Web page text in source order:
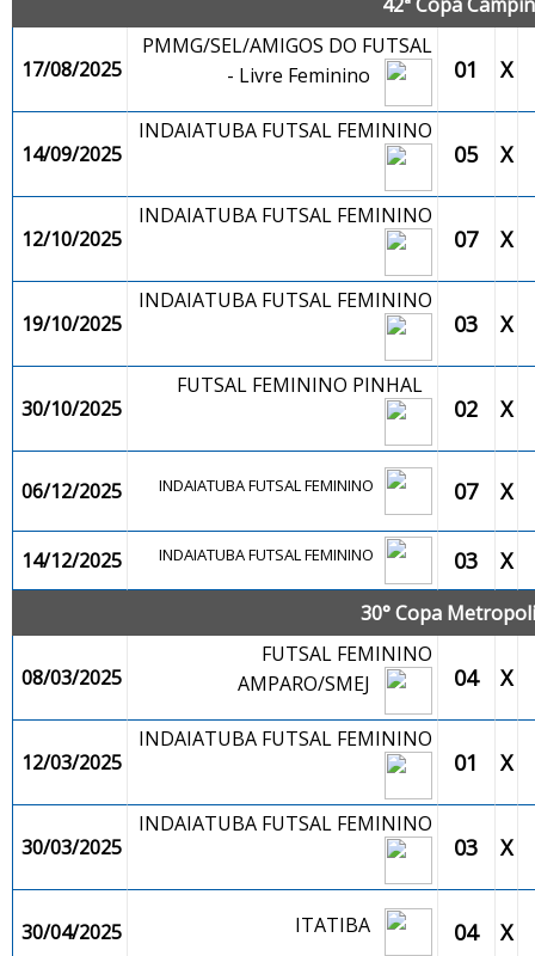
17/08/2025
PMMG/SEL/AMIGOS DO FUTSAL
- Livre Feminino
01 X
14/09/2025
INDAIATUBA FUTSAL FEMININO
05 X
12/10/2025
INDAIATUBA FUTSAL FEMININO
07 X
19/10/2025
INDAIATUBA FUTSAL FEMININO
03 X
30/10/2025
FUTSAL FEMININO PINHAL
02 X
06/12/2025 INDAIATUBA FUTSAL FEMININO 07 X
14/12/2025 INDAIATUBA FUTSAL FEMININO 03 X
30° Copa
08/03/2025
FUTSAL FEMININO
AMPARO/SMEJ
04 X
12/03/2025
INDAIATUBA FUTSAL FEMININO
01 X
30/03/2025
INDAIATUBA FUTSAL FEMININO
03 X
30/04/2025 ITATIBA 04 X